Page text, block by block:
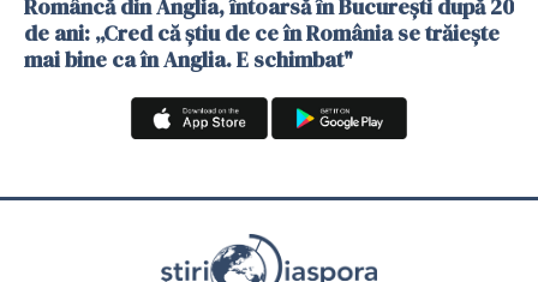
Româncă din Anglia, întoarsă în București după 20
de ani: „Cred că știu de ce în România se trăiește
mai bine ca în Anglia. E schimbat"